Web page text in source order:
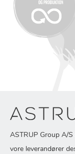
ASTRUP Group A/
vore leverandører